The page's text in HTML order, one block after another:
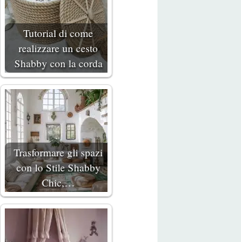
Tutorial di come
realizzare un cesto
Shabby con la corda
Trasformare gli spazi
con lo Stile Shabby
Chic,…